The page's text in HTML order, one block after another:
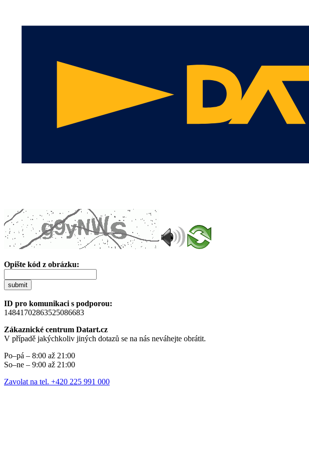
Opište kód z obrázku:
submit
ID pro komunikaci s podporou:
14841702863525086683
Zákaznické centrum Datart.cz
V případě jakýchkoliv jiných dotazů se na nás neváhejte obrátit.
Po–pá – 8:00 až 21:00
So–ne – 9:00 až 21:00
Zavolat na tel. +420 225 991 000